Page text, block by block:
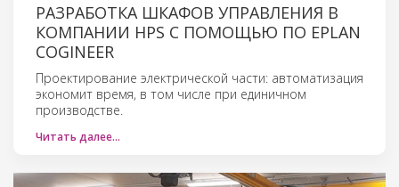
РАЗРАБОТКА ШКАФОВ УПРАВЛЕНИЯ В
КОМПАНИИ HPS С ПОМОЩЬЮ ПО EPLAN
COGINEER
Проектирование электрической части: автоматизация
экономит время, в том числе при единичном
производстве.
Читать далее…